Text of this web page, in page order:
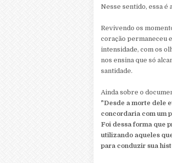
Nesse sentido, essa é
Revivendo os
coração permaneceu
intensidade, com os
nos ensina que só
santidade.
Ainda sobre o
"Desde a morte dele
concordaria com um
Foi dessa forma que
utilizando aqueles
para conduzir sua